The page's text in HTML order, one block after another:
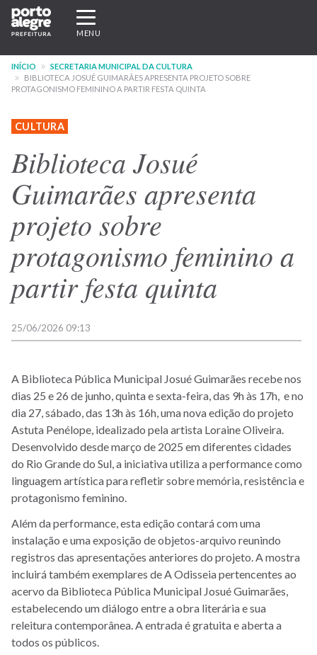
Pular
para
conteúdo
principal
Expandir/recolher
navegação
MENU
INÍCIO
SECRETARIA MUNICIPAL DA CULTURA
BIBLIOTECA JOSUÉ GUIMARÃES APRESENTA PROJETO SOBRE
PROTAGONISMO FEMININO A PARTIR FESTA QUINTA
CULTURA
Biblioteca Josué
Guimarães apresenta
projeto sobre
protagonismo feminino a
partir festa quinta
25/06/2026 09:13
A Biblioteca Pública Municipal Josué Guimarães recebe nos
dias 25 e 26 de junho, quinta e sexta-feira, das 9h às 17h, e no
dia 27, sábado, das 13h às 16h, uma nova edição do projeto
Astuta Penélope, idealizado pela artista Loraine Oliveira.
Desenvolvido desde março de 2025 em diferentes cidades
do Rio Grande do Sul, a iniciativa utiliza a performance como
linguagem artística para refletir sobre memória, resistência e
protagonismo feminino.
Além da performance, esta edição contará com uma
instalação e uma exposição de objetos-arquivo reunindo
registros das apresentações anteriores do projeto. A mostra
incluirá também exemplares de A Odisseia pertencentes ao
acervo da Biblioteca Pública Municipal Josué Guimarães,
estabelecendo um diálogo entre a obra literária e sua
releitura contemporânea. A entrada é gratuita e aberta a
todos os públicos.